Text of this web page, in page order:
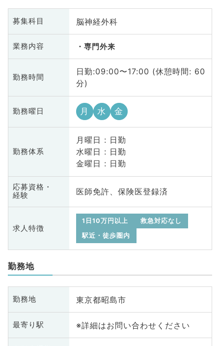
募集科目 脳神経外科
業務内容 専門外来
勤務時間
日勤:09:00〜17:00 (休憩時間: 60
分)
勤務曜日 月 水 金
勤務体系
月曜日 : 日勤
水曜日 : 日勤
金曜日 : 日勤
応募資格・
経験
医師免許、保険医登録済
求人特徴
1日10万円以上
救急対応なし
駅近・徒歩圏内
勤務地
勤務地 東京都昭島市
最寄り駅 ※詳細はお問い合わせください